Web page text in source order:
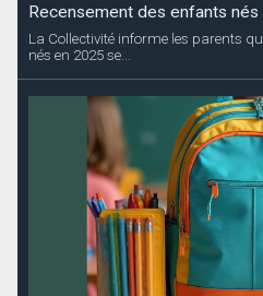
Recensement des enfants nés
La Collectivité informe les parents
nés en 2025 se...